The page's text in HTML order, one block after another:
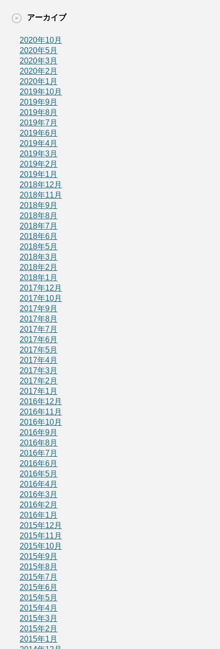
アーカイブ
2020年10月
2020年5月
2020年3月
2020年2月
2020年1月
2019年10月
2019年9月
2019年8月
2019年7月
2019年6月
2019年4月
2019年3月
2019年2月
2019年1月
2018年12月
2018年11月
2018年9月
2018年8月
2018年7月
2018年6月
2018年5月
2018年3月
2018年2月
2018年1月
2017年12月
2017年10月
2017年9月
2017年8月
2017年7月
2017年6月
2017年5月
2017年4月
2017年3月
2017年2月
2017年1月
2016年12月
2016年11月
2016年10月
2016年9月
2016年8月
2016年7月
2016年6月
2016年5月
2016年4月
2016年3月
2016年2月
2016年1月
2015年12月
2015年11月
2015年10月
2015年9月
2015年8月
2015年7月
2015年6月
2015年5月
2015年4月
2015年3月
2015年2月
2015年1月